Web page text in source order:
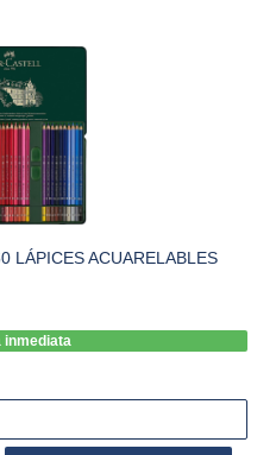
LÁPICES ACUARELABLES
inmediata